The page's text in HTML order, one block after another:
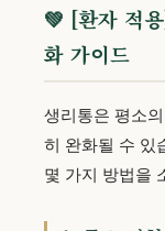
💚 [환자 적
화 가이드
생리통은 평소
히 완화될 수 있
몇 가지 방법을